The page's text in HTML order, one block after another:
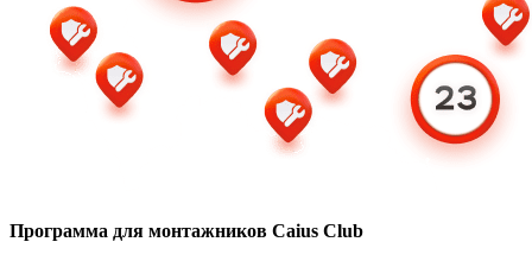
Программа для монтажников Caius Club